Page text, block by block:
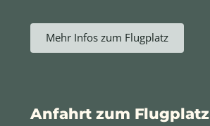
Anfahrt zum Flugplatz
Mehr Infos zum Flugplatz